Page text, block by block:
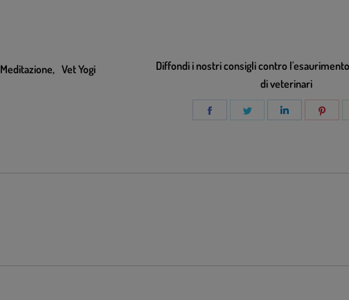
Meditazione, Vet Yogi
Diffondi i nostri consigli contro
di veterinari